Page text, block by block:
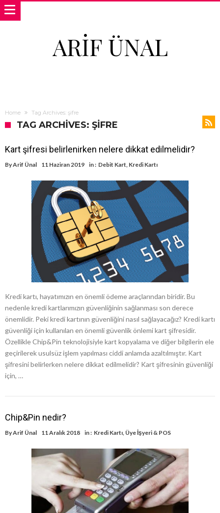
ARIF ÜNAL
Home Tag Archives: şifre
TAG ARCHIVES: ŞIFRE
Kart şifresi belirlenirken nelere dikkat edilmelidir?
ByArif Ünal 11 Haziran 2019 in : Debit Kart, Kredi Kartı
Kredi kartı, hayatımızın en önemli ödeme araçlarından biridir. Bu
nedenle kredi kartlarımızın güvenliğinin sağlanması son derece
önemlidir. Peki kredi kartının güvenliğini nasıl sağlayacağız? Kredi kartı
güvenliği için kullanılan en önemli güvenlik önlemi kart şifresidir.
Özellikle Chip&Pin teknolojisiyle kart kopyalama ve diğer bilgilerin ele
geçirilerek usulsüz işlem yapılması ciddi anlamda azaltılmıştır. Kart
şifresini belirlerken nelere dikkat edilmelidir? Kart şifresinin güvenliği
için, …
Chip&Pin nedir?
ByArif Ünal 11 Aralık 2018 in : Kredi Kartı Üye İşyeri & POS